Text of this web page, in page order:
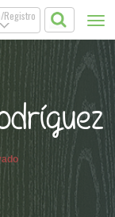
Registro
.